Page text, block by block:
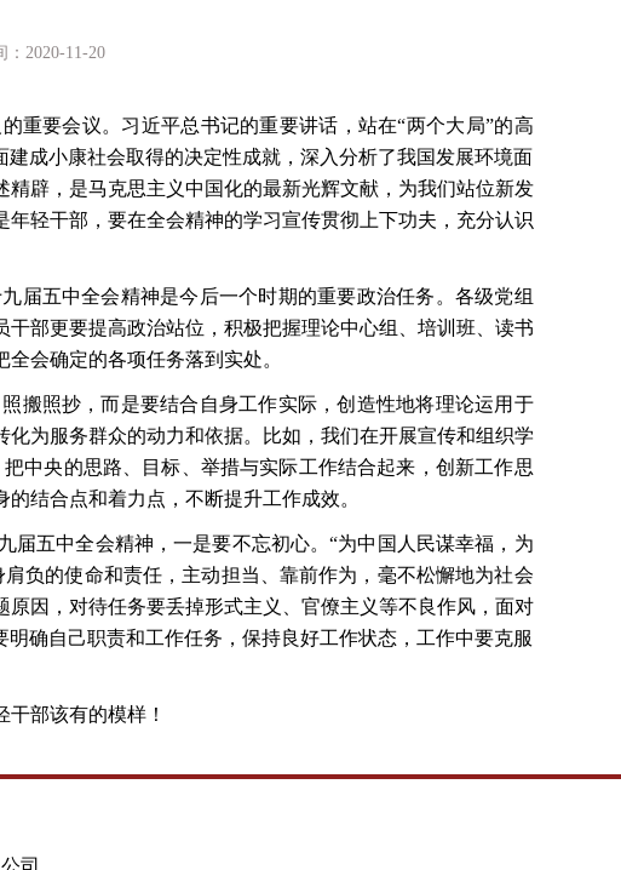
2020-11-20
重要会议。习近平总书记的重要讲话，站在“两个大局”的高
成小康社会取得的决定性成就，深入分析了我国发展环境面
辟，是马克思主义中国化的最新光辉文献，为我们站位新发
轻干部，要在全会精神的学习宣传贯彻上下功夫，充分认识
届五中全会精神是今后一个时期的重要政治任务。各级党组
部更要提高政治站位，积极把握理论中心组、培训班、读书
会确定的各项任务落到实处。
搬照抄，而是要结合自身工作实际，创造性地将理论运用于
为服务群众的动力和依据。比如，我们在开展宣传和组织学
把中央的思路、目标、举措与实际工作结合起来，创新工作思
结合点和着力点，不断提升工作成效。
届五中全会精神，一是要不忘初心。“为中国人民谋幸福，为
负的使命和责任，主动担当、靠前作为，毫不松懈地为社会
因，对待任务要丢掉形式主义、官僚主义等不良作风，面对
确自己职责和工作任务，保持良好工作状态，工作中要克服
部该有的模样！